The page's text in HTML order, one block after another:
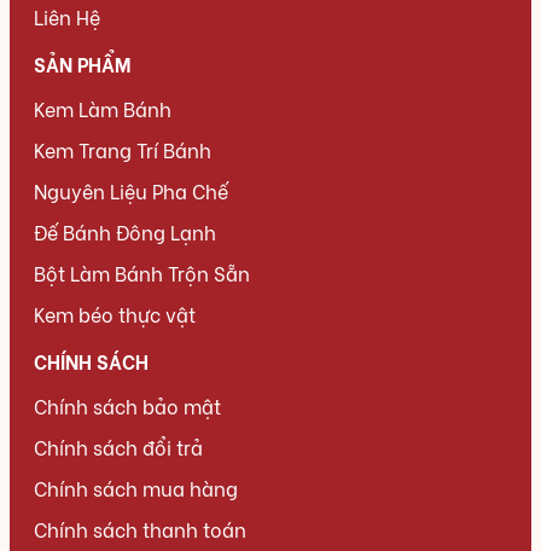
Liên Hệ
SẢN PHẨM
Kem Làm Bánh
Kem Trang Trí Bánh
Nguyên Liệu Pha Chế
Đế Bánh Đông Lạnh
Bột Làm Bánh Trộn Sẵn
Kem béo thực vật
CHÍNH SÁCH
Chính sách bảo mật
Chính sách đổi trả
Chính sách mua hàng
Chính sách thanh toán